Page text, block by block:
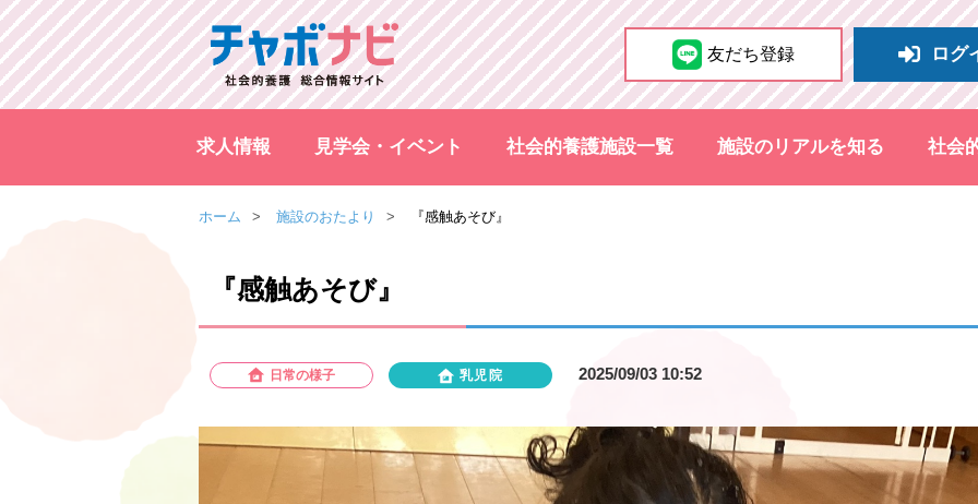
友だち登録 ログ
求人情報 見学会・イベント 社会的養護施設一覧 施設のリアルを知る 社会
ホーム 施設のおたより 『感触あそび』
『感触あそび』
日常の様子 乳児院 2025/09/03 10:52